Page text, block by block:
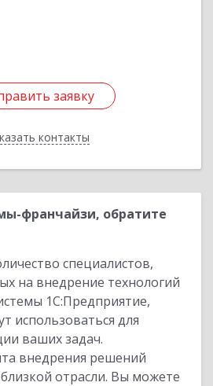
заявку
контакты
заявку
Назад
франчайзи, обратите
специалистов,
на внедрение технологий
1С:Предприятие,
использоваться для
ваших задач.
внедрения решений
отрасли. Вы можете